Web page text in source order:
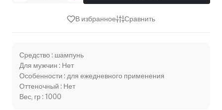
В избранное Сравнить
Средство : шампунь
Для мужчин : Нет
Особенности : для ежедневного применения
Оттеночный : Нет
Вес, гр : 1000